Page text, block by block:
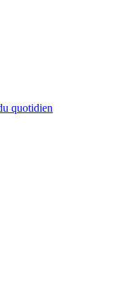
quotidien